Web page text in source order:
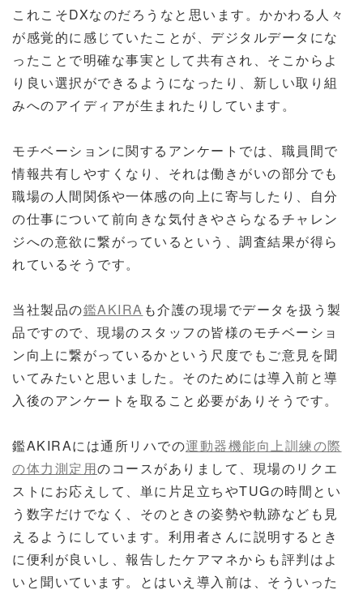
これこそDXなのだろうなと思います。かかわる人々
が感覚的に感じていたことが、デジタルデータにな
ったことで明確な事実として共有され、そこからよ
り良い選択ができるようになったり、新しい取り組
みへのアイディアが生まれたりしています。
モチベーションに関するアンケートでは、職員間で
情報共有しやすくなり、それは働きがいの部分でも
職場の人間関係や一体感の向上に寄与したり、自分
の仕事について前向きな気付きやさらなるチャレン
ジへの意欲に繋がっているという、調査結果が得ら
れているそうです。
当社製品の鑑AKIRA も介護の現場でデータを扱う製
品ですので、現場のスタッフの皆様のモチベーショ
ン向上に繋がっているかという尺度でもご意見を聞
いてみたいと思いました。そのためには導入前と導
入後のアンケートを取ること必要がありそうです。
鑑AKIRAには通所リハでの運動器機能向上訓練の際
の体力測定用のコースがありまして、現場のリクエ
ストにお応えして、単に片足立ちやTUGの時間とい
う数字だけでなく、そのときの姿勢や軌跡なども見
えるようにしています。利用者さんに説明するとき
に便利が良いし、報告したケアマネからも評判はよ
いと聞いています。とはいえ導入前は、そういった